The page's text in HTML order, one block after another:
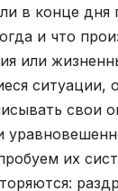
в конце
и что
или
ситуации,
свои
их